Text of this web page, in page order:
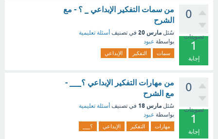
0
تصويتات
1
إجابة
من سمات التفكير الإبداعي _ ؟ - مع
الشرح
سُئل مارس 20 في تصنيف أسئلة تعليمية
بواسطة عبود
سمات التفكير الإبداعي
0
تصويتات
1
إجابة
من مهارات التفكير الإبداعي ؟___ -
مع الشرح
سُئل مارس 18 في تصنيف أسئلة تعليمية
بواسطة عبود
مهارات التفكير الإبداعي ؟___